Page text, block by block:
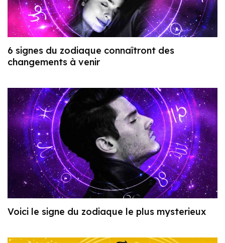
6 signes du zodiaque connaîtront des
changements à venir
Voici le signe du zodiaque le plus mysterieux